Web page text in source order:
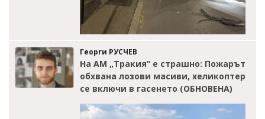
Георги РУСЧЕВ
На АМ „Тракия” е страшно: Пожарът
обхвана лозови масиви, хеликоптер
се включи в гасенето (ОБНОВЕНА)